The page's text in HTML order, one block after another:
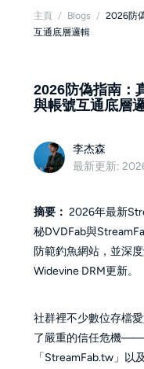
主頁 / Blogs / 2026防
互通底層邏輯
2026防偽指南：
與帳號互通底層
李杰森
最新更新:
摘要： 2026年最新
秘DVDFab與
防範釣魚網站，並深
Widevine DRM更新。
社群裡不少數位存檔
了嚴重的信任危機——
「StreamFab.tw」以